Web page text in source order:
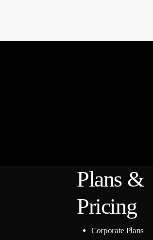
Plans &
Pricing
Corporate Plans